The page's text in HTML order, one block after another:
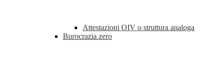
Attestazioni OIV o struttura analoga
Burocrazia zero